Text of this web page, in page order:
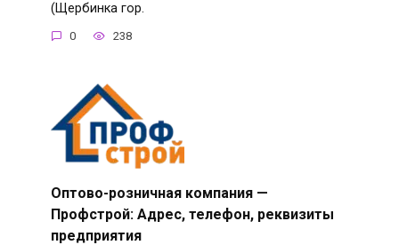
(Щербинка гор.
0 238
Оптово-розничная компания —
Профстрой: Адрес, телефон, реквизиты
предприятия